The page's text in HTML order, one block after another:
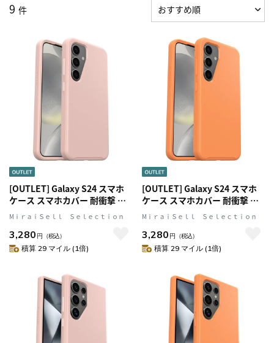
9 件
[OUTLET] Galaxy S24 スマホ
ケース スマホカバー 耐衝撃 バ
レーシューズ(ピンク)
Symmetry[シンメトリー] (77-
94537)
MⅰｒａｉＳｅｌｌ Ｓｅｌｅｃｔｉｏｎ
3,280 円 （税込）
積算 29 マイル (1倍)
[OUTLET] Galaxy S24 スマホ
ケース スマホカバー 耐衝撃 サ
ンストーン(オレンジ)
Symmetry[シンメトリー] (77-
94541)
MⅰｒａｉＳｅｌｌ Ｓｅｌｅｃｔｉｏｎ
3,280 円 （税込）
積算 29 マイル (1倍)